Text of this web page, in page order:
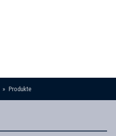
Produkte